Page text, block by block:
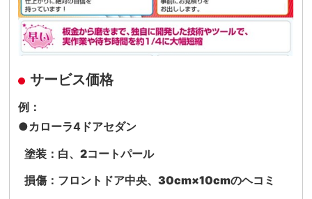
サービス価格
例：
●カローラ4ドアセダン
塗装：白、2コートパール
損傷：フロントドア中央、30cm×10cmのヘコミ